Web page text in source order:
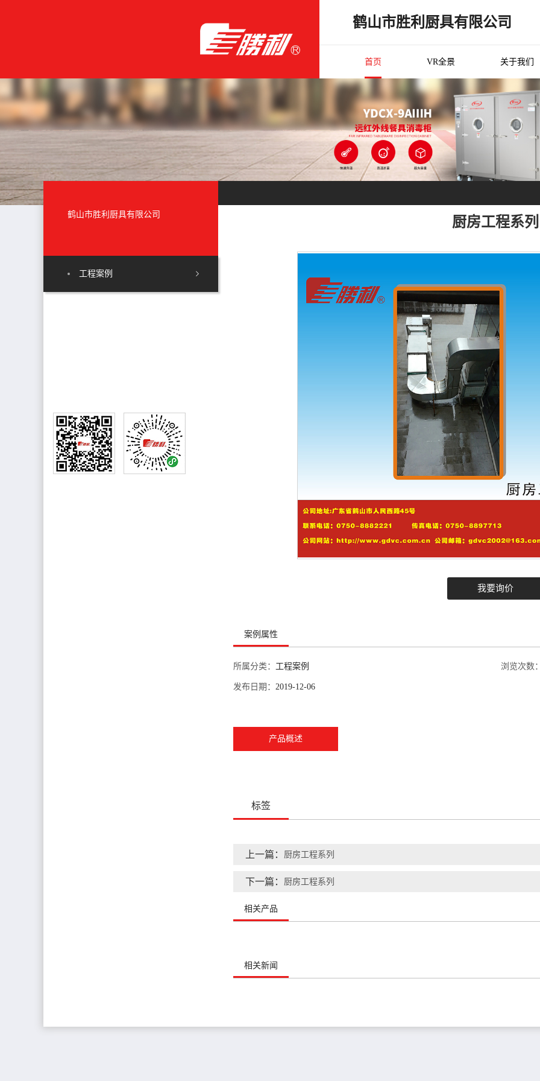
鹤山市胜利厨具有限公司
首页 VR全景 关于我们
鹤山市胜利厨具有限公司
工程案例
厨房工程系列
我要询价
案例属性
所属分类： 工程案例 浏览次数
发布日期：2019-12-06
产品概述
标签
上一篇： 厨房工程系列
下一篇： 厨房工程系列
相关产品
相关新闻